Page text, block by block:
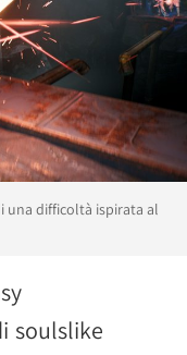
una difficoltà ispirata al
soulslike